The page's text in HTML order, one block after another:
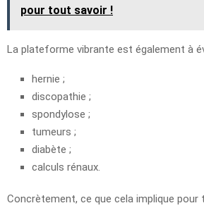
pour tout savoir !
La plateforme vibrante est également à
hernie ;
discopathie ;
spondylose ;
tumeurs ;
diabète ;
calculs rénaux.
Concrètement, ce que cela implique pour